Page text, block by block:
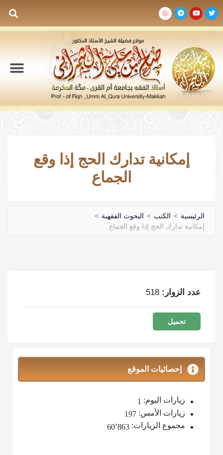
إمكانية تدارك الحج إذا وقع
الجماع
الرئيسية > الكتب > البحوث الفقهية >
إمكانية تدارك الحج إذا وقع الجماع
عدد الزوار: 518
تحميل
إحصائيات الموقع
زيارات اليوم: 1
زيارات الأمس: 197
مجموع الزيارات: 60٬863